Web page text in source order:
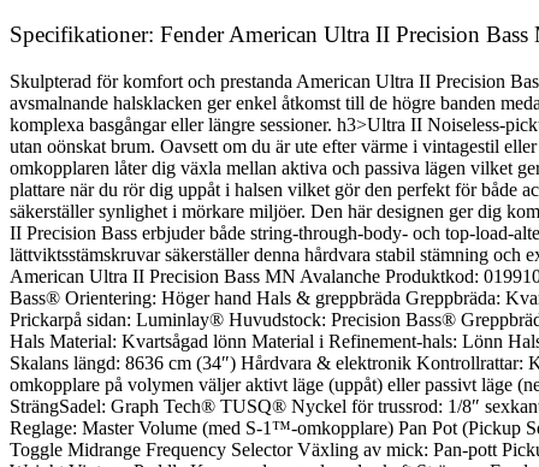
Specifikationer: Fender American Ultra II Precision Bass
Skulpterad för komfort och prestanda American Ultra II Precision
avsmalnande halsklacken ger enkel åtkomst till de högre banden
komplexa basgångar eller längre sessioner. h3>Ultra II Noiseless-
utan oönskat brum. Oavsett om du är ute efter värme i vintagestil
omkopplaren låter dig växla mellan aktiva och passiva lägen vilket
plattare när du rör dig uppåt i halsen vilket gör den perfekt för både
säkerställer synlighet i mörkare miljöer. Den här designen ger dig
II Precision Bass erbjuder både string-through-body- och top-load-
lättviktsstämskruvar säkerställer denna hårdvara stabil stämning
American Ultra II Precision Bass MN Avalanche Produktkod:
Bass® Orientering: Höger hand Hals & greppbräda Greppbräda:
Prickarpå sidan: Luminlay® Huvudstock: Precision Bass®
Hals Material: Kvartsågad lönn Material i Refinement-hals: Lönn
Skalans längd: 8636 cm (34″) Hårdvara & elektronik
omkopplare på volymen väljer aktivt läge (uppåt) eller passivt läge
SträngSadel: Graph Tech® TUSQ® Nyckel för trussrod: 1/8″
Reglage: Master Volume (med S-1™-omkopplare) Pan Pot (Pickup
Toggle Midrange Frequency Selector Växling av mick: Pan-pott